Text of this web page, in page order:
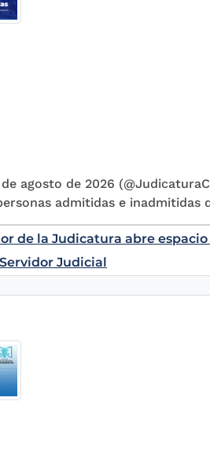
de agosto de 2026
admitidas e inadmitidas
de la Judicatura abre
Judicial